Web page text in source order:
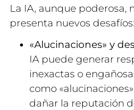
La IA, aunque poderosa,
presenta nuevos desafíos:
«Alucinaciones» y
IA puede generar
inexactas o
como
dañar la reputación